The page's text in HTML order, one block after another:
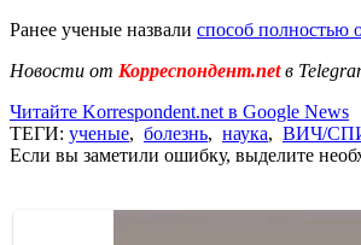
Ранее ученые назвали способ полностью
Новости от Корреспондент.netв
Читайте Korrespondent.net в Google News
ТЕГИ: ученые, болезнь, наука, ВИЧ/
Если вы заметили ошибку, выделите